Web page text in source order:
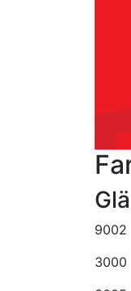
9002
3000